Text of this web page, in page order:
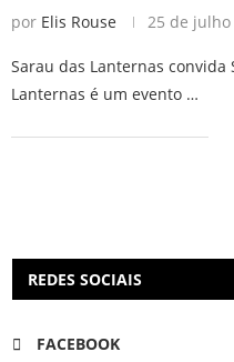
por Elis Rouse 25 de julho
Sarau das Lanternas convida
Lanternas é um evento …
REDES SOCIAIS
FACEBOOK